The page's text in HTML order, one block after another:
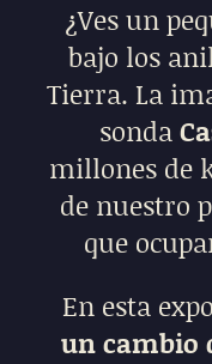
¿Ves un
bajo los
Tierra. La
sonda
millones de
de nuestro
que
En esta
un cambio